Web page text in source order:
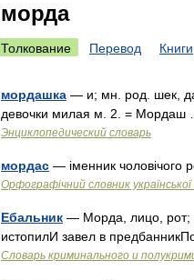
морда
Толкование Перевод Книги
мордашка — и; мн. род. шек,
девочки милая м. 2. = Мордаш …
Энциклопедический словарь
мордас — іменник чоловічого
Орфографічний словник
Ебальник — Морда, лицо, рот;
истопилИ завел в
Словарь криминального и